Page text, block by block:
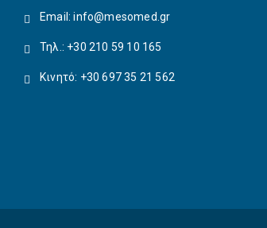
Email:info@mesomed.gr
Τηλ.: +30 210 59 10 165
Κινητό: +30 697 35 21 562